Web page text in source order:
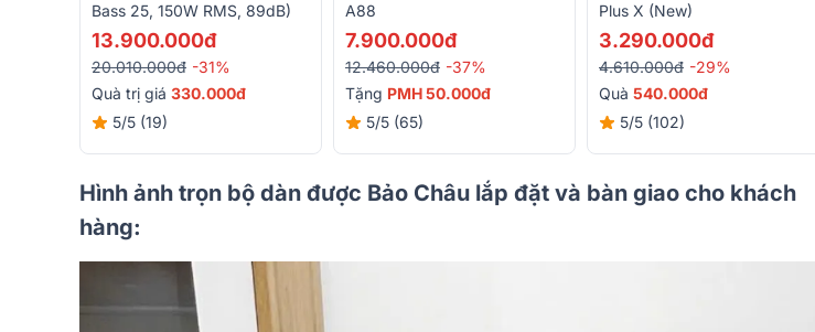
Bass 25, 150W RMS, 89dB)
13.900.000đ
20.010.000đ -31%
Quà trị giá 330.000đ
5/5 (19)
A88
7.900.000đ
12.460.000đ -37%
Tặng PMH 50.000đ
5/5 (65)
Plus X (New)
3.290.000đ
4.610.000đ -29%
Quà 540.000đ
5/5 (102)
Hình ảnh trọn bộ dàn được Bảo Châu lắp đặt và bàn giao cho khách
hàng: